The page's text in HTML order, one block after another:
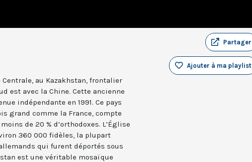
Partager
Ajouter à ma playlist
au Kazakhstan, frontalier
est avec la Chine. Cette ancienne
indépendante en 1991. Ce pays
grand comme la France, compte
de 20 % d’orthodoxes. L’Église
360 000 fidèles, la plupart
qui furent déportés sous
est une véritable mosaïque